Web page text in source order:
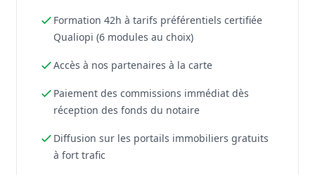
Formation 42h à tarifs préférentiels certifiée
Qualiopi (6 modules au choix)
Accès à nos partenaires à la carte
Paiement des commissions immédiat dès
réception des fonds du notaire
Diffusion sur les portails immobiliers gratuits
à fort trafic